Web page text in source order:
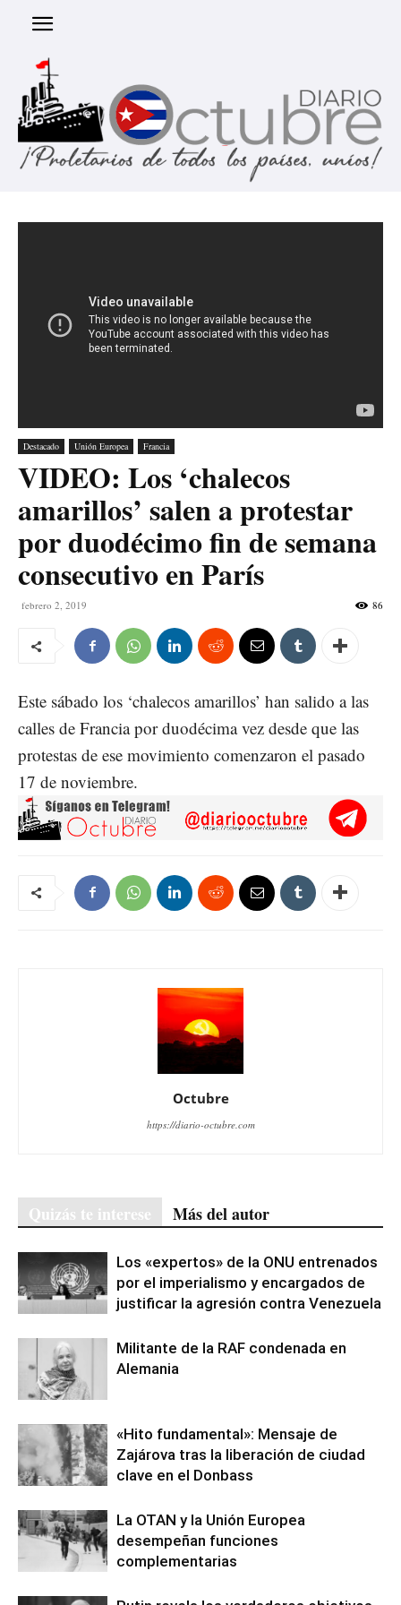
Destacado Unión Europea Francia
VIDEO: Los ‘chalecos
amarillos’ salen a protestar
por duodécimo fin de semana
consecutivo en París
febrero 2, 2019 86
Este sábado los ‘chalecos amarillos’ han salido a las
calles de Francia por duodécima vez desde que las
protestas de ese movimiento comenzaron el pasado
17 de noviembre.
Octubre
https://diario-octubre.com
Quizás te interese Más del autor
Los «expertos» de la ONU entrenados
por el imperialismo y encargados de
justificar la agresión contra Venezuela
Militante de la RAF condenada en
Alemania
«Hito fundamental»: Mensaje de
Zajárova tras la liberación de ciudad
clave en el Donbass
La OTAN y la Unión Europea
desempeñan funciones
complementarias